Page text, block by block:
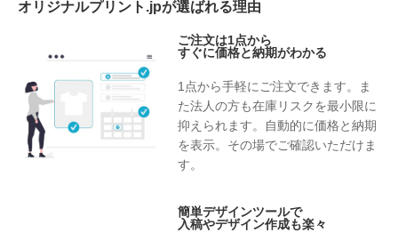
委託することがあります。
当社は、上記「個人情報の利用目的」に掲げる利用目的の
達成に必要な範囲内で、個人情報を会員費用決済代行事業
者に委託いたします。
・委託する個人情報の項目
ご本人様が「入力フォーム」で入力いただいた項目のうち
クレジットカードに関する情報
することにより送信されます。
オリジナルプリント.jpが選ばれる理由
ご注文は1点から
すぐに価格と納期がわかる
1点から手軽にご注文できます。ま
た法人の方も在庫リスクを最小限に
抑えられます。自動的に価格と納期
を表示。その場でご確認いただけま
す。
簡単デザインツールで
入稿やデザイン作成も楽々